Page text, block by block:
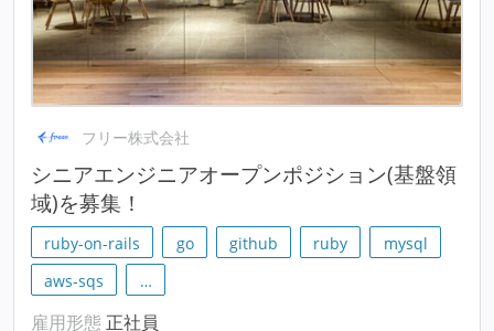
フリー株式会社
シニアエンジニアオープンポジション(基盤領
域)を募集！
ruby-on-rails go github ruby
mysql
aws-sqs
…
雇用形態 正社員